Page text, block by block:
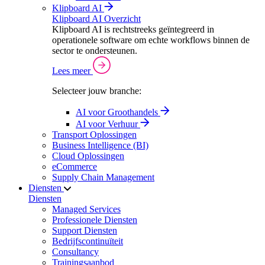
Klipboard AI
Klipboard AI Overzicht
Klipboard AI is rechtstreeks geïntegreerd in
operationele software om echte workflows binnen de
sector te ondersteunen.
Lees meer
Selecteer jouw branche:
AI voor Groothandels
AI voor Verhuur
Transport Oplossingen
Business Intelligence (BI)
Cloud Oplossingen
eCommerce
Supply Chain Management
Diensten
Diensten
Managed Services
Professionele Diensten
Support Diensten
Bedrijfscontinuïteit
Consultancy
Trainingsaanbod